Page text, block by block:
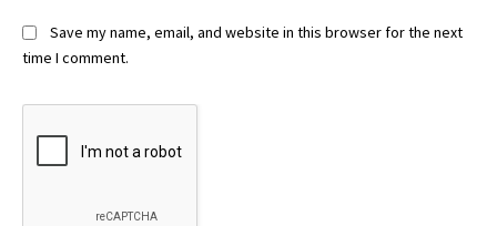
Save my name, email, and website in this browser for the next
time I comment.